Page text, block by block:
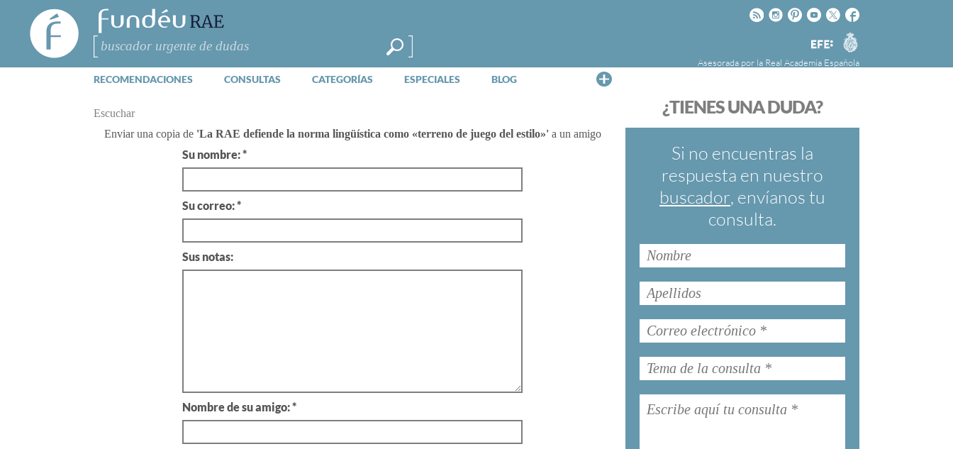
FundéuRAE
- Fundación
del Español
Urgente
Buscar
Facebook
Twitter
Youtube
Pinteres
Instagram
Rss
Agencia
EFE
Asesorada por la Real Academia Española
RECOMENDACIONES CONSULTAS CATEGORÍAS ESPECIALES BLOG
FundéuRAE es una fundación patrocinada por
cuyo objetivo es colaborar con el buen uso del
español en los medios de comunicación y en
Internet.
¿TIENES UNA DUDA?
Si no encuentras la
respuesta en nuestro
buscador, envíanos tu
consulta.
Escuchar
Enviar una copia de 'La RAE defiende la norma lingüística como «terreno de juego del estilo»'a un amigo
Su nombre: *
Su correo: *
Sus notas:
Nombre de su amigo: *